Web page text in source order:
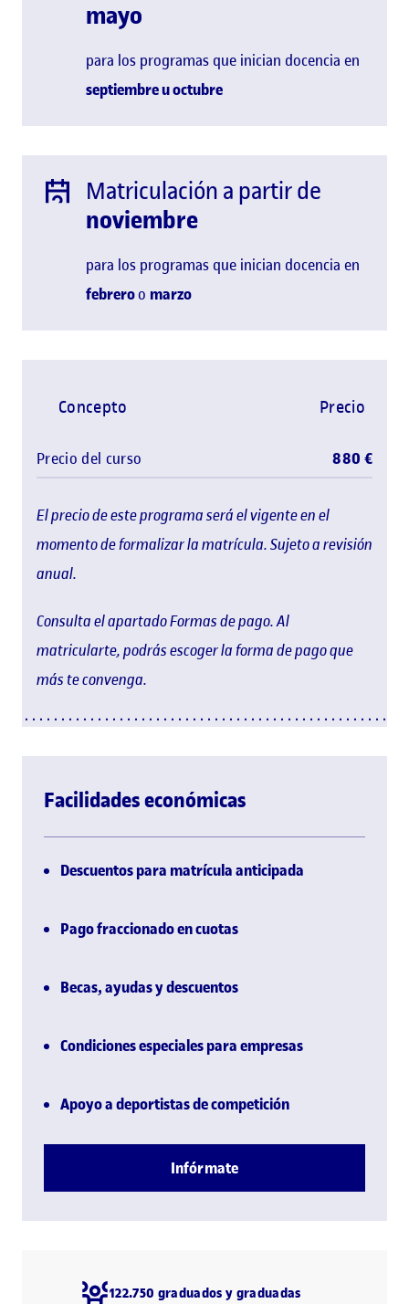
mayo
para los programas que inician docencia en
septiembre uoctubre
Matriculación a partir de
noviembre
para los programas que inician docencia en
febreroo marzo
El precio de este programa será el vigente en el
momento de formalizar la matrícula. Sujeto a revisión
anual.
Consulta el apartado Formas de pago. Al
matricularte, podrás escoger la forma de pago que
más te convenga.
Concepto Precio
Precio del curso 880 €
Facilidades económicas
Descuentos para matrícula anticipada
Pago fraccionado en cuotas
Becas, ayudas y descuentos
Condiciones especiales para empresas
Apoyo a deportistas de competición
Infórmate
122.750 graduados y graduadas